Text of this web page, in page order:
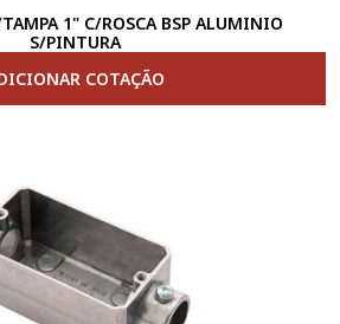
1" C/ROSCA BSP ALUMINIO
S/PINTURA
COTAÇÃO